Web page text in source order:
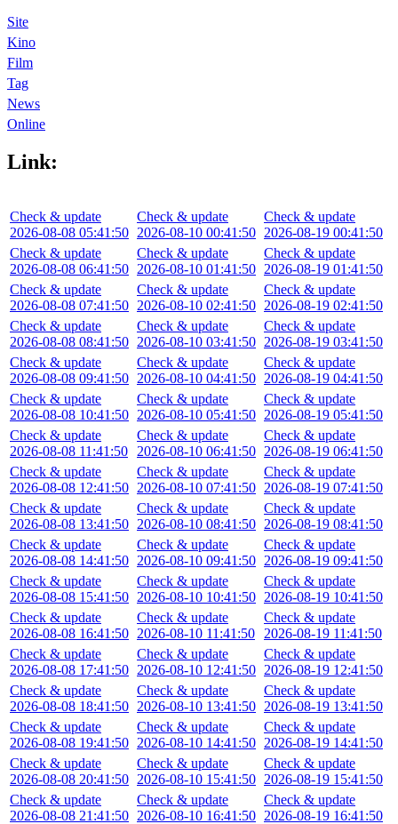
Site
Kino
Film
Tag
News
Online
Link:
Check & update
2026-08-08 05:41:50
Check & update
2026-08-08 06:41:50
Check & update
2026-08-08 07:41:50
Check & update
2026-08-08 08:41:50
Check & update
2026-08-08 09:41:50
Check & update
2026-08-08 10:41:50
Check & update
2026-08-08 11:41:50
Check & update
2026-08-08 12:41:50
Check & update
2026-08-08 13:41:50
Check & update
2026-08-08 14:41:50
Check & update
2026-08-08 15:41:50
Check & update
2026-08-08 16:41:50
Check & update
2026-08-08 17:41:50
Check & update
2026-08-08 18:41:50
Check & update
2026-08-08 19:41:50
Check & update
2026-08-08 20:41:50
Check & update
2026-08-08 21:41:50
Check & update
2026-08-10 00:41:50
Check & update
2026-08-10 01:41:50
Check & update
2026-08-10 02:41:50
Check & update
2026-08-10 03:41:50
Check & update
2026-08-10 04:41:50
Check & update
2026-08-10 05:41:50
Check & update
2026-08-10 06:41:50
Check & update
2026-08-10 07:41:50
Check & update
2026-08-10 08:41:50
Check & update
2026-08-10 09:41:50
Check & update
2026-08-10 10:41:50
Check & update
2026-08-10 11:41:50
Check & update
2026-08-10 12:41:50
Check & update
2026-08-10 13:41:50
Check & update
2026-08-10 14:41:50
Check & update
2026-08-10 15:41:50
Check & update
2026-08-10 16:41:50
Check & update
2026-08-19 00:41:50
Check & update
2026-08-19 01:41:50
Check & update
2026-08-19 02:41:50
Check & update
2026-08-19 03:41:50
Check & update
2026-08-19 04:41:50
Check & update
2026-08-19 05:41:50
Check & update
2026-08-19 06:41:50
Check & update
2026-08-19 07:41:50
Check & update
2026-08-19 08:41:50
Check & update
2026-08-19 09:41:50
Check & update
2026-08-19 10:41:50
Check & update
2026-08-19 11:41:50
Check & update
2026-08-19 12:41:50
Check & update
2026-08-19 13:41:50
Check & update
2026-08-19 14:41:50
Check & update
2026-08-19 15:41:50
Check & update
2026-08-19 16:41:50